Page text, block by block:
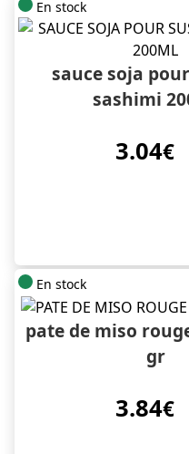
En stock
sauce soja
sashimi
3.04€
En stock
pate de miso
gr
3.84€